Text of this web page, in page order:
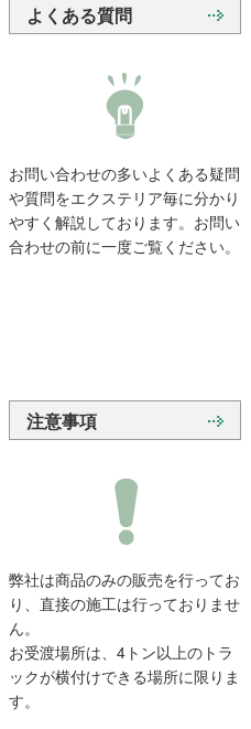
よくある質問
お問い合わせの多いよくある疑問
や質問をエクステリア毎に分かり
やすく解説しております。お問い
合わせの前に一度ご覧ください。
注意事項
弊社は商品のみの販売を行ってお
り、直接の施工は行っておりませ
ん。
お受渡場所は、4トン以上のトラ
ックが横付けできる場所に限りま
す。